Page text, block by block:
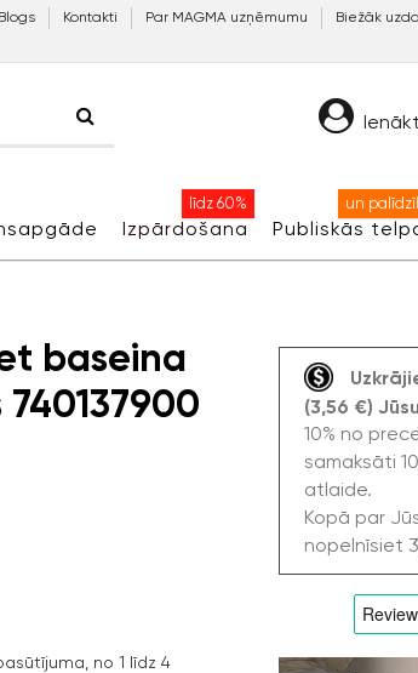
Blogs Kontakti Par MAGMA uzņēmumu Biežāk
Ienākt
Izpārdošana
līdz 60%
Publiskās
un
baseina
no 1 līdz 4
(3,56 €)
10% no
samaksāti
atlaide.
Kopā par
nopelnīsiet